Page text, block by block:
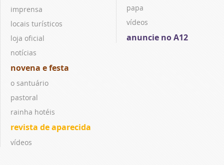
imprensa
locais turísticos
loja oficial
notícias
novena e festa
o santuário
pastoral
rainha hotéis
revista de aparecida
vídeos
papa
vídeos
anuncie no A12